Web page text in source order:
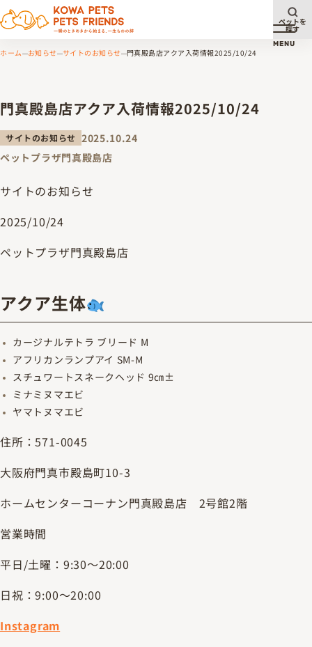
メニ
MENU
ペットを
探す
ホーム お知らせ サイトのお知らせ 門真殿島店アクア入荷情報2025/10/24
門真殿島店アクア入荷情報2025/10/24
サイトのお知らせ 2025.10.24
ペットプラザ門真殿島店
サイトのお知らせ
2025/10/24
ペットプラザ門真殿島店
アクア生体
カージナルテトラ ブリード M
アフリカンランプアイ SM-M
スチュワートスネークヘッド 9㎝±
ミナミヌマエビ
ヤマトヌマエビ
住所：571-0045
大阪府門真市殿島町10-3
ホームセンターコーナン門真殿島店 2号館2階
営業時間
平日/土曜：9:30～20:00
日祝：9:00～20:00
Instagram